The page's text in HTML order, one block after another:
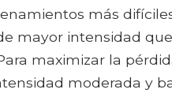
más
mayor intensidad
maximizar la
moderada y